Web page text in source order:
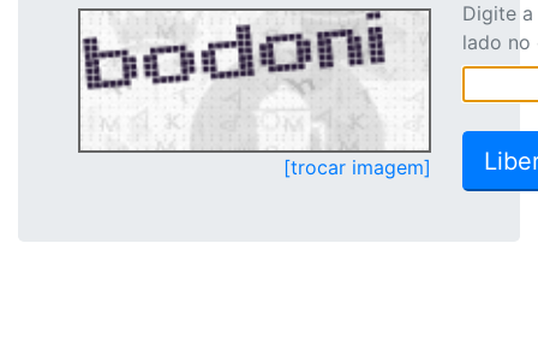
[trocar imagem]
Digite
lado no